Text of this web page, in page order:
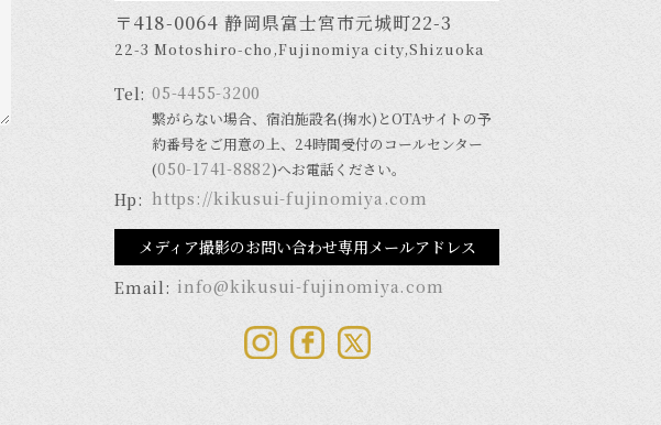
〒418-0064 静岡県富士宮市元城町22-3
22-3 Motoshiro-cho,Fujinomiya city,Shizuoka
Tel: 05-4455-3200
繋がらない場合、宿泊施設名(掬水)とOTAサイトの予
約番号をご用意の上、24時間受付のコールセンター
(050-1741-8882)へお電話ください。
Hp: https://kikusui-fujinomiya.com
メディア撮影のお問い合わせ専用メールアドレス
Email: info@kikusui-fujinomiya.com